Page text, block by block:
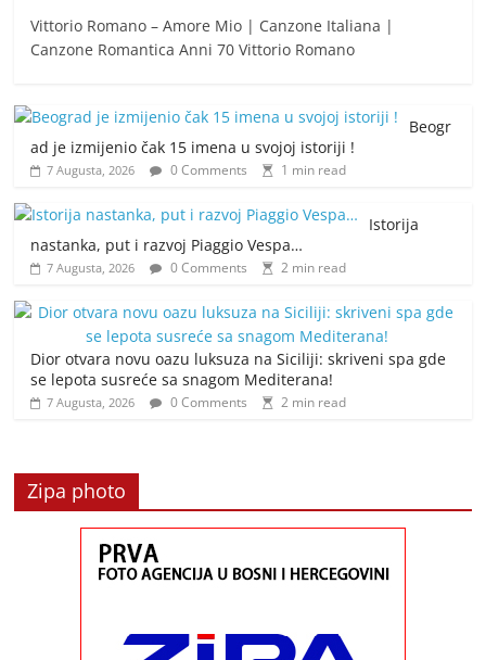
Vittorio Romano – Amore Mio | Canzone Italiana |
Canzone Romantica Anni 70 Vittorio Romano
Beogr
ad je izmijenio čak 15 imena u svojoj istoriji !
7 Augusta, 2026 0 Comments 1 min read
Istorija
nastanka, put i razvoj Piaggio Vespa…
7 Augusta, 2026 0 Comments 2 min read
Dior otvara novu oazu luksuza na Siciliji: skriveni spa gde
se lepota susreće sa snagom Mediterana!
7 Augusta, 2026 0 Comments 2 min read
Zipa photo